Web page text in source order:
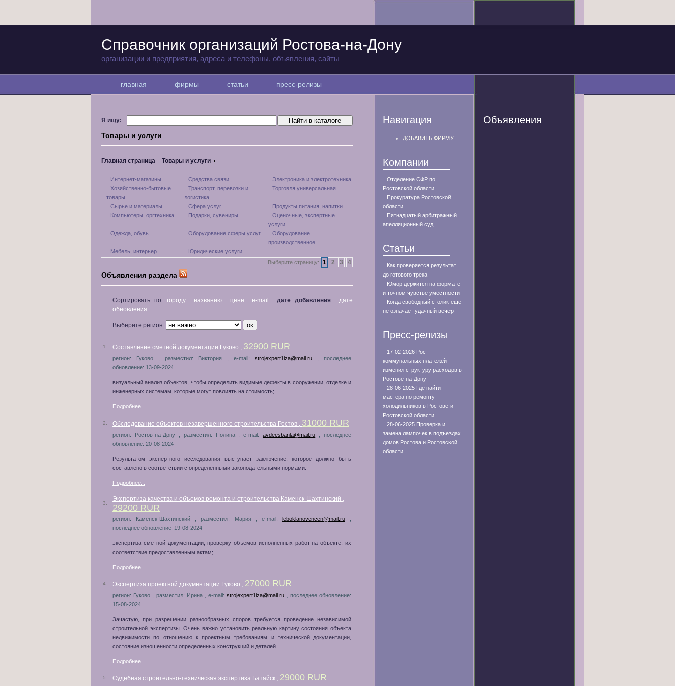
Справочник организаций Ростова-на-Дону
организации и предприятия, адреса и телефоны, объявления, сайты
главная фирмы статьи пресс-релизы
Я ищу:
Товары и услуги
Главная страница Товары и услуги
Интернет-магазины Средства связи
Электроника и электротехника
Хозяйственно-бытовые
товары
Транспорт, перевозки и
логистика
Торговля универсальная
Сырье и материалы Сфера услуг
Продукты питания, напитки
Компьютеры, оргтехника
Подарки, сувениры
Оценочные, экспертные
услуги
Одежда, обувь
Оборудование сферы услуг
Оборудование
производственное
Мебель, интерьер
Юридические услуги
Выберите страницу:
1 2 3 4
Объявления раздела
Сортировать по: городу названию цене e-mail дате добавления
дате
обновления
Выберите регион:
1. Составление сметной документации Гуково , 32900 RUR
регион: Гуково , разместил: Виктория , e-mail: strojexpert1iza@mail.ru , последнее
обновление: 13-09-2024
визуальный анализ объектов, чтобы определить видимые дефекты в сооружении, отделке и
инженерных системам, которые могут повлиять на стоимость;
Подробнее...
2. Обследование объектов незавершенного строительства Ростов , 31000 RUR
регион: Ростов-на-Дону , разместил: Полина , e-mail:avdeesbanla@mail.ru , последнее
обновление: 20-08-2024
Результатом экспертного исследования выступает заключение, которое должно быть
составлено в соответствии с определенными законодательными нормами.
Подробнее...
3.
Экспертиза качества и объемов ремонта и строительства Каменск-Шахтинский ,
29200 RUR
регион: Каменск-Шахтинский , разместил: Мария , e-mail: leboklanovencen@mail.ru,
последнее обновление: 19-08-2024
экспертиза сметной документации, проверку объемов исполненных работ на объекте, их
соответствие предоставленным актам;
Подробнее...
4. Экспертиза проектной документации Гуково , 27000 RUR
регион: Гуково , разместил: Ирина , e-mail:strojexpert1iza@mail.ru , последнее обновление:
15-08-2024
Зачастую, при разрешении разнообразных споров требуется проведение независимой
строительной экспертизы. Очень важно установить реальную картину состояния объекта
недвижимости по отношению к проектным требованиям и технической документации,
состояние изношенности определенных конструкций и деталей.
Подробнее...
5. Судебная строительно-техническая экспертиза Батайск , 29000 RUR
Навигация
ДОБАВИТЬ ФИРМУ
Компании
Отделение СФР по
Ростовской области
Прокуратура Ростовской
области
Пятнадцатый арбитражный
апелляционный суд
Статьи
Как проверяется результат
до готового трека
Юмор держится на формате
и точном чувстве уместности
Когда свободный столик ещё
не означает удачный вечер
Пресс-релизы
17-02-2026 Рост
коммунальных платежей
изменил структуру расходов в
Ростове-на-Дону
28-06-2025 Где найти
мастера по ремонту
холодильников в Ростове и
Ростовской области
28-06-2025 Проверка и
замена лампочек в подъездах
домов Ростова и Ростовской
области
Объявления